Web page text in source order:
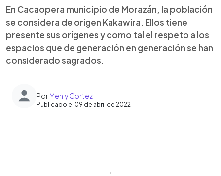
En Cacaopera municipio de Morazán, la población
se considera de origen Kakawira. Ellos tiene
presente sus orígenes y como tal el respeto a los
espacios que de generación en generación se han
considerado sagrados.
PorMenly Cortez
Publicado el 09 de abril de 2022